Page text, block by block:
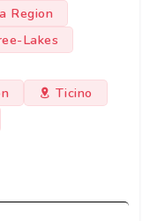
Region
Lakes
Ticino